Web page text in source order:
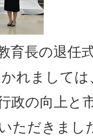
育長の退任
れまして
政の向上と
ただきまし